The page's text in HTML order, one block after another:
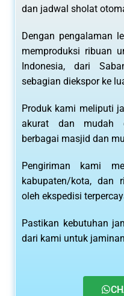
dan jadwal sholat
Dengan pengalaman
memproduksi ribuan
Indonesia, dari
sebagian diekspor ke
Produk kami meliputi
akurat dan mudah
berbagai masjid dan
Pengiriman kami
kabupaten/kota, dan
oleh ekspedisi
Pastikan kebutuhan
dari kami untuk